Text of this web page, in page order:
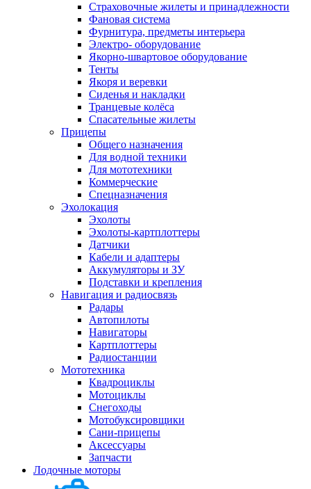
Страховочные жилеты и принадлежности
Фановая система
Фурнитура, предметы интерьера
Электро- оборудование
Якорно-швартовое оборудование
Тенты
Якоря и веревки
Сиденья и накладки
Транцевые колёса
Спасательные жилеты
Прицепы
Общего назначения
Для водной техники
Для мототехники
Коммерческие
Спецназначения
Эхолокация
Эхолоты
Эхолоты-картплоттеры
Датчики
Кабели и адаптеры
Аккумуляторы и ЗУ
Подставки и крепления
Навигация и радиосвязь
Радары
Автопилоты
Навигаторы
Картплоттеры
Радиостанции
Мототехника
Квадроциклы
Мотоциклы
Снегоходы
Мотобуксировщики
Сани-прицепы
Аксессуары
Запчасти
Лодочные моторы